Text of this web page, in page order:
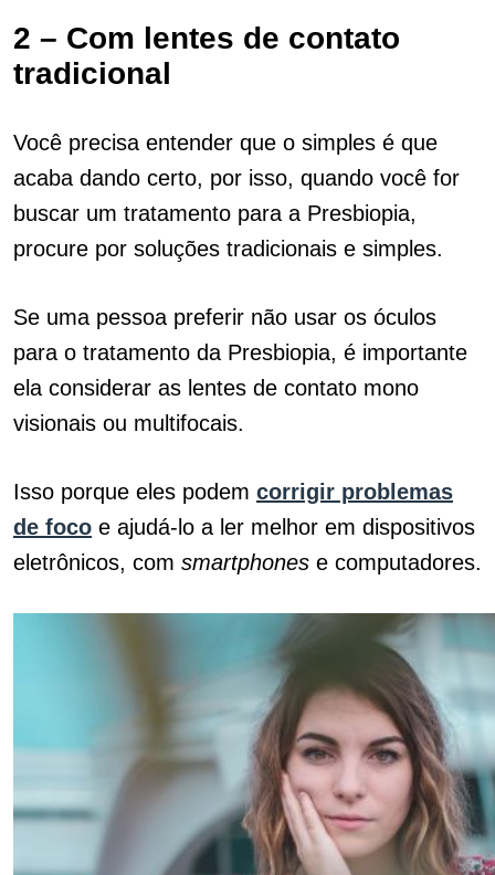
2 – Com lentes de contato
tradicional
Você precisa entender que o simples é que
acaba dando certo, por isso, quando você for
buscar um tratamento para a Presbiopia,
procure por soluções tradicionais e simples.
Se uma pessoa preferir não usar os óculos
para o tratamento da Presbiopia, é importante
ela considerar as lentes de contato mono
visionais ou multifocais.
Isso porque eles podem corrigir problemas
de foco e ajudá-lo a ler melhor em dispositivos
eletrônicos, com smartphones e computadores.